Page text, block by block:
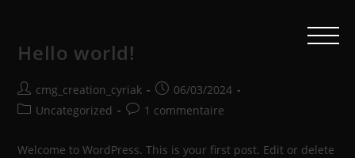
Hello world!
cmg_creation_cyriak
06/03/2024
Uncategorized
1 commentaire
Welcome to WordPress. This is your first post. Edit or delete